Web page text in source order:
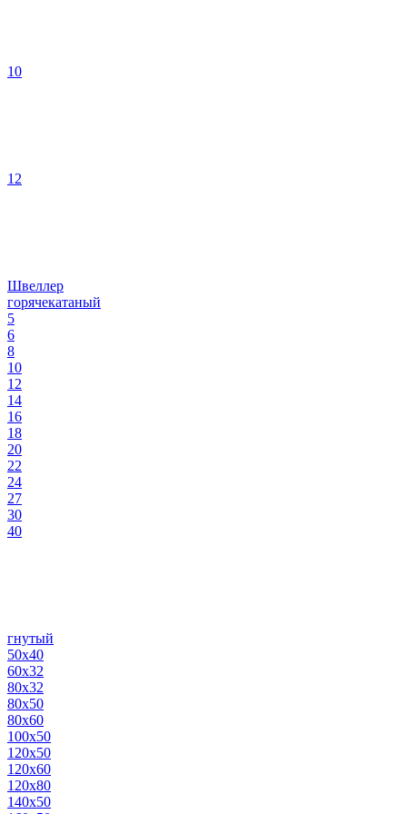
10
12
Швеллер
горячекатаный
5
6
8
10
12
14
16
18
20
22
24
27
30
40
гнутый
50х40
60х32
80х32
80х50
80х60
100х50
120х50
120х60
120х80
140х50